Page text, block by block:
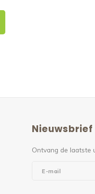
Nieuwsbrief
Ontvang de laatste